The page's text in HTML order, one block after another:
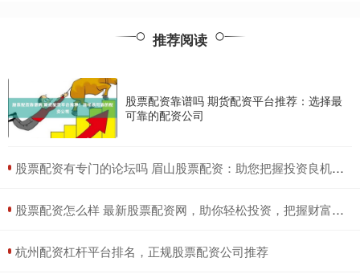
推荐阅读
股票配资靠谱吗 期货配资平台推荐：选择最
可靠的配资公司
​股票配资有专门的论坛吗 眉山股票配资：助您把握投资良机，实现财富增值
​股票配资怎么样 最新股票配资网，助你轻松投资，把握财富先机
​杭州配资杠杆平台排名，正规股票配资公司推荐